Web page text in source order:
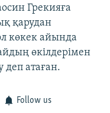
Грекияға
қарудан
көкек айында
өкілдерімен
деп атаған.
Follow us